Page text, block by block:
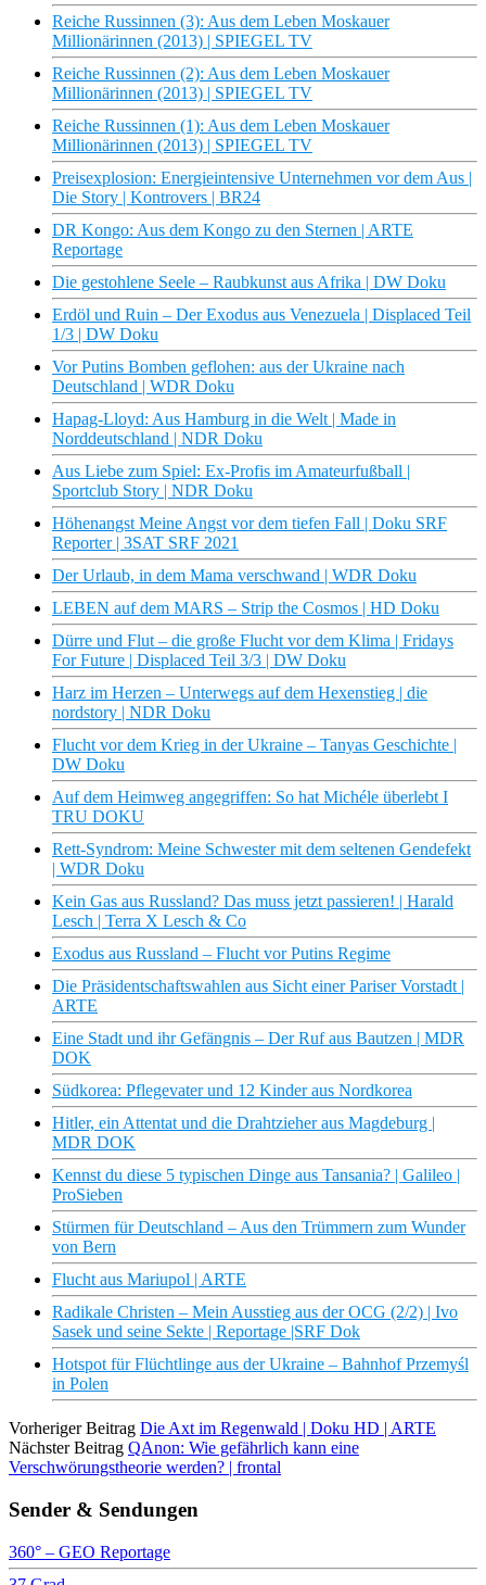
Reiche Russinnen (3): Aus dem Leben Moskauer
Millionärinnen (2013) | SPIEGEL TV
Reiche Russinnen (2): Aus dem Leben Moskauer
Millionärinnen (2013) | SPIEGEL TV
Reiche Russinnen (1): Aus dem Leben Moskauer
Millionärinnen (2013) | SPIEGEL TV
Preisexplosion: Energieintensive Unternehmen vor dem Aus |
Die Story | Kontrovers | BR24
DR Kongo: Aus dem Kongo zu den Sternen | ARTE
Reportage
Die gestohlene Seele – Raubkunst aus Afrika | DW Doku
Erdöl und Ruin – Der Exodus aus Venezuela | Displaced Teil
1/3 | DW Doku
Vor Putins Bomben geflohen: aus der Ukraine nach
Deutschland | WDR Doku
Hapag-Lloyd: Aus Hamburg in die Welt | Made in
Norddeutschland | NDR Doku
Aus Liebe zum Spiel: Ex-Profis im Amateurfußball |
Sportclub Story | NDR Doku
Höhenangst Meine Angst vor dem tiefen Fall | Doku SRF
Reporter | 3SAT SRF 2021
Der Urlaub, in dem Mama verschwand | WDR Doku
LEBEN auf dem MARS – Strip the Cosmos | HD Doku
Dürre und Flut – die große Flucht vor dem Klima | Fridays
For Future | Displaced Teil 3/3 | DW Doku
Harz im Herzen – Unterwegs auf dem Hexenstieg | die
nordstory | NDR Doku
Flucht vor dem Krieg in der Ukraine – Tanyas Geschichte |
DW Doku
Auf dem Heimweg angegriffen: So hat Michéle überlebt I
TRU DOKU
Rett-Syndrom: Meine Schwester mit dem seltenen Gendefekt
| WDR Doku
Kein Gas aus Russland? Das muss jetzt passieren! | Harald
Lesch | Terra X Lesch & Co
Exodus aus Russland – Flucht vor Putins Regime
Die Präsidentschaftswahlen aus Sicht einer Pariser Vorstadt |
ARTE
Eine Stadt und ihr Gefängnis – Der Ruf aus Bautzen | MDR
DOK
Südkorea: Pflegevater und 12 Kinder aus Nordkorea
Hitler, ein Attentat und die Drahtzieher aus Magdeburg |
MDR DOK
Kennst du diese 5 typischen Dinge aus Tansania? | Galileo |
ProSieben
Stürmen für Deutschland – Aus den Trümmern zum Wunder
von Bern
Flucht aus Mariupol | ARTE
Radikale Christen – Mein Ausstieg aus der OCG (2/2) | Ivo
Sasek und seine Sekte | Reportage |SRF Dok
Hotspot für Flüchtlinge aus der Ukraine – Bahnhof Przemyśl
in Polen
Vorheriger Beitrag Die Axt im Regenwald | Doku HD | ARTE
Nächster Beitrag QAnon: Wie gefährlich kann eine
Verschwörungstheorie werden? | frontal
Sender & Sendungen
360° – GEO Reportage